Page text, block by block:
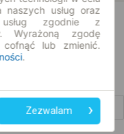
naszych usług oraz
usług zgodnie z
Wyrażoną zgodę
lub zmienić.
.
Zezwalam